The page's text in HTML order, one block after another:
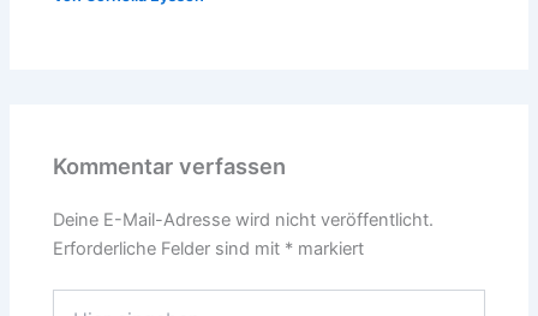
Kommentar verfassen
Deine E-Mail-Adresse wird nicht veröffentlicht.
Erforderliche Felder sind mit * markiert